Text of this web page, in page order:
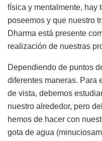
física y mentalmente, hay
poseemos y que nuestro
Dharma está presente
realización de nuestras
Dependiendo de puntos
diferentes maneras. Para
de vista, debemos
nuestro alrededor, pero
hemos de hacer con
gota de agua